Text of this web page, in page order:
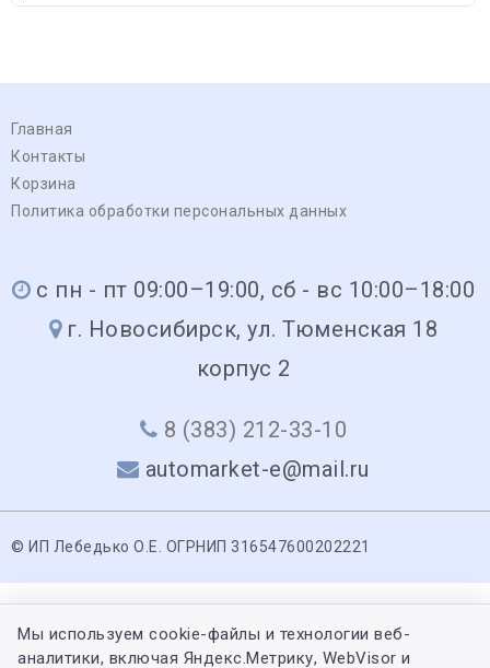
Главная
Контакты
Корзина
Политика обработки персональных данных
с пн - пт 09:00–19:00, сб - вс 10:00–18:00
г. Новосибирск, ул. Тюменская 18
корпус 2
8 (383) 212-33-10
automarket-e@mail.ru
© ИП Лебедько О.Е. ОГРНИП 316547600202221
Мы используем cookie-файлы и технологии веб-
аналитики, включая Яндекс.Метрику, WebVisor и